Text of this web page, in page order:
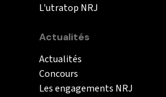
L'utratop NRJ
Actualités
Actualités
Concours
Les engagements NRJ